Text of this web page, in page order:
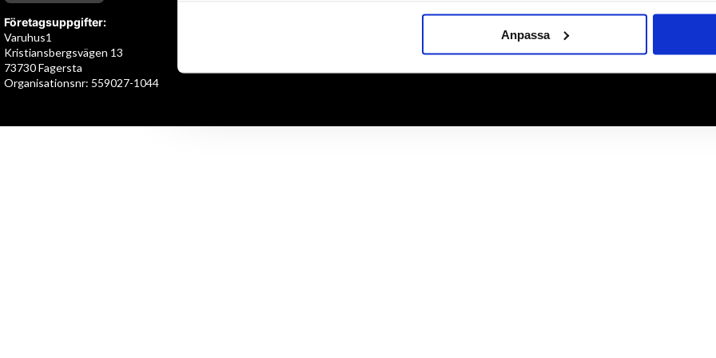
Anpassa
Företagsuppgifter:
Varuhus1
Kristiansbergsvägen 13
73730 Fagersta
Organisationsnr: 559027-1044